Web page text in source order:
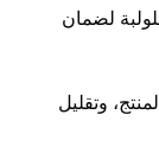
لضمان
وتقليل